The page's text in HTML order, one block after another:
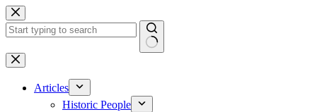
Skip
to
content
No
results
Articles
Historic People